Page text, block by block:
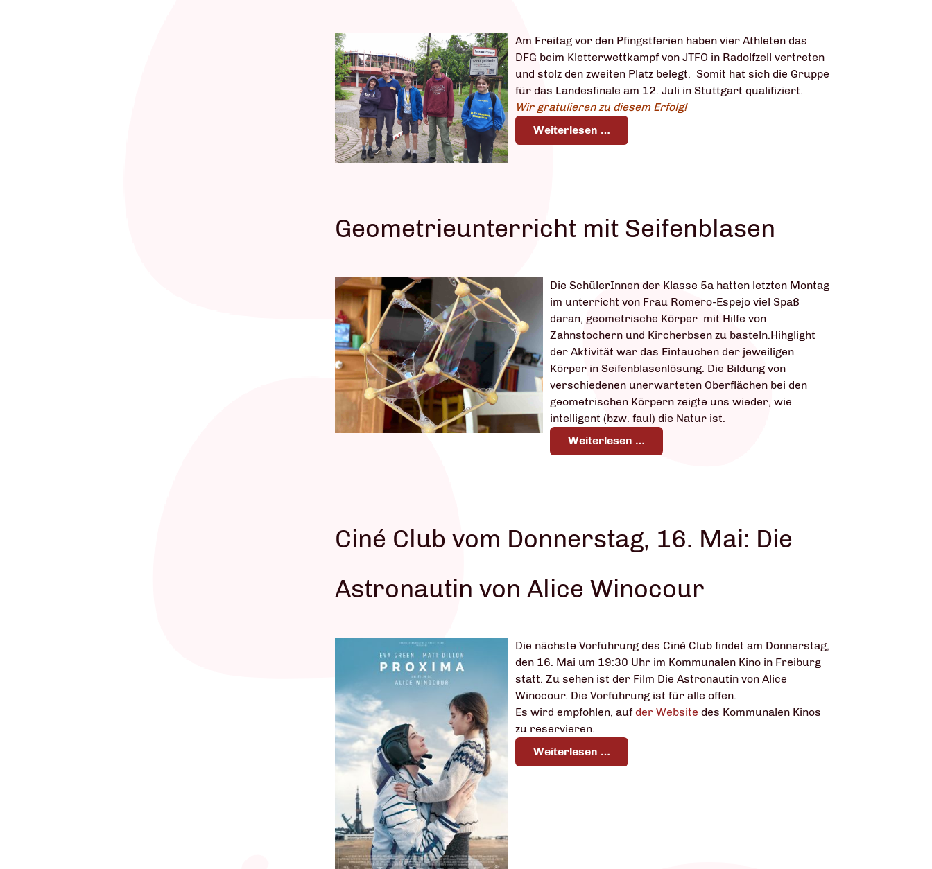
Am Freitag vor den Pfingstferien haben vier Athleten das
DFG beim Kletterwettkampf von JTFO in Radolfzell vertreten
und stolz den zweiten Platz belegt. Somit hat sich die Gruppe
für das Landesfinale am 12. Juli in Stuttgart qualifiziert.
Wir gratulieren zu diesem Erfolg!
Weiterlesen …
Geometrieunterricht mit Seifenblasen
Die SchülerInnen der Klasse 5a hatten letzten Montag
im unterricht von Frau Romero-Espejo viel Spaß
daran, geometrische Körper mit Hilfe von
Zahnstochern und Kircherbsen zu basteln.Hihglight
der Aktivität war das Eintauchen der jeweiligen
Körper in Seifenblasenlösung. Die Bildung von
verschiedenen unerwarteten Oberflächen bei den
geometrischen Körpern zeigte uns wieder, wie
intelligent (bzw. faul) die Natur ist.
Weiterlesen …
Ciné Club vom Donnerstag, 16. Mai: Die
Astronautin von Alice Winocour
Die nächste Vorführung des Ciné Club findet am Donnerstag,
den 16. Mai um 19:30 Uhr im Kommunalen Kino in Freiburg
statt. Zu sehen ist der Film Die Astronautin von Alice
Winocour. Die Vorführung ist für alle offen.
Es wird empfohlen, auf der Website des Kommunalen Kinos
zu reservieren.
Weiterlesen …